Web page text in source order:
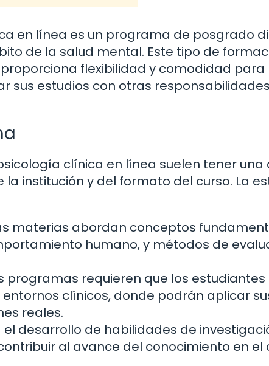
en línea es un programa de posgrado
de la salud mental. Este tipo de
flexibilidad y comodidad para
sus estudios con otras
clínica en línea suelen tener una
institución y del formato del curso. La
materias abordan conceptos
humano, y métodos de
programas requieren que los
clínicos, donde podrán aplicar
reales.
desarrollo de habilidades de
al avance del conocimiento en el